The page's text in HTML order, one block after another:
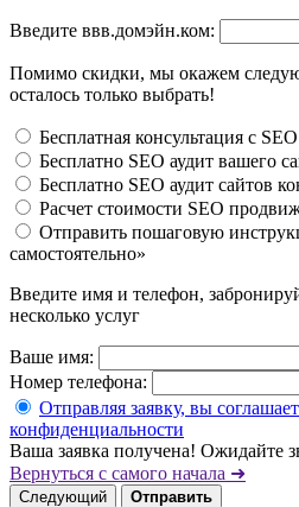
Введите ввв.домэйн.ком:
Помимо скидки, мы окажем
осталось только выбрать!
Бесплатная консультация с
Бесплатно SEO аудит вашего
Бесплатно SEO аудит сайтов
Расчет стоимости SEO
Отправить пошаговую
самостоятельно»
Введите имя и телефон,
несколько услуг
Ваше имя:
Номер телефона:
Отправляя заявку, вы
конфиденциальности
Ваша заявка получена! Ожидайте
Вернуться с самого начала ➜
Следующий Отправить